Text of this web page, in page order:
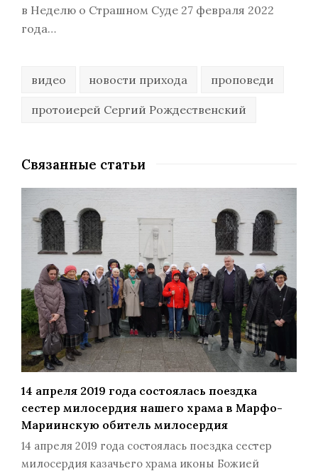
в Неделю о Страшном Суде 27 февраля 2022
года…
видео новости прихода проповеди
протоиерей Сергий Рождественский
Связанные статьи
14 апреля 2019 года состоялась поездка
сестер милосердия нашего храма в Марфо-
Мариинскую обитель милосердия
14 апреля 2019 года состоялась поездка сестер
милосердия казачьего храма иконы Божией